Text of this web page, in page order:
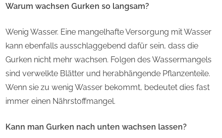
Warum wachsen Gurken so langsam?
Wenig Wasser. Eine mangelhafte Versorgung mit Wasser
kann ebenfalls ausschlaggebend dafür sein, dass die
Gurken nicht mehr wachsen. Folgen des Wassermangels
sind verwelkte Blätter und herabhängende Pflanzenteile.
Wenn sie zu wenig Wasser bekommt, bedeutet dies fast
immer einen Nährstoffmangel.
Kann man Gurken nach unten wachsen lassen?